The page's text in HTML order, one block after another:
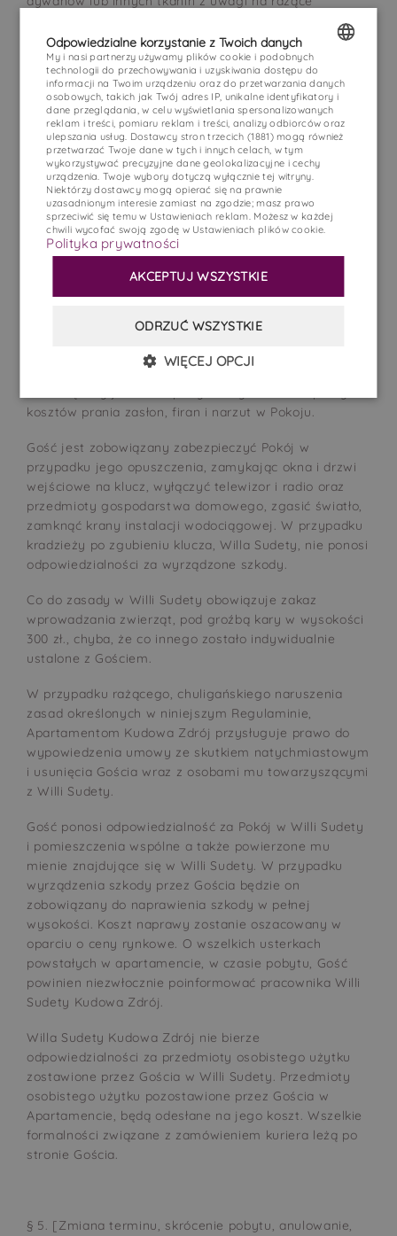
WILLA
POKOJE
RESTAURACJA
DLA DZIECI
ATRAKCJE
GALERIA
OPINIE
KONTAKT
PL EN DE
W przypadku pozostawienia rażących zabrudzeń
Goście zobowiązani będą do zapłaty Kosztów obsługi
Gości w podwójnej wysokości lub zostaną obciążeni
kosztami prania zgodnie z rachunkiem za usługę.
Gościom zabrania się oddawania Pokoju w podnajem i
przekazywanie go osobom trzecim.
Gościom zabrania się kopiowania oddanych mu na
czas pobytu kluczy do Pokoju.
W przypadku zagubienia kluczy Gość zobowiązany
jest do zapłaty kwoty 500 zł. na pokrycie kosztów
wymiany zamków w drzwiach wejściowych oraz pilota
i karty do bramy wyjazdowej .
W Pokojach obowiązuje bezwzględny zakaz palenia. W
przypadku nie przestrzegania zakazu Gość
kosztów prania zasłon, firan i narzut w Pokoju.
Gość jest zobowiązany zabezpieczyć Pokój w
przypadku jego opuszczenia, zamykając okna i drzwi
wejściowe na klucz, wyłączyć telewizor i radio oraz
przedmioty gospodarstwa domowego, zgasić światło,
zamknąć krany instalacji wodociągowej. W przypadku
kradzieży po zgubieniu klucza, Willa Sudety, nie ponosi
odpowiedzialności za wyrządzone szkody.
Co do zasady w Willi Sudety obowiązuje zakaz
wprowadzania zwierząt, pod groźbą kary w wysokości
300 zł., chyba, że co innego zostało indywidualnie
ustalone z Gościem.
W przypadku rażącego, chuligańskiego naruszenia
zasad określonych w niniejszym Regulaminie,
Apartamentom Kudowa Zdrój przysługuje prawo do
wypowiedzenia umowy ze skutkiem natychmiastowym
i usunięcia Gościa wraz z osobami mu towarzyszącymi
z Willi Sudety.
Gość ponosi odpowiedzialność za Pokój w Willi Sudety
i pomieszczenia wspólne a także powierzone mu
mienie znajdujące się w Willi Sudety. W przypadku
wyrządzenia szkody przez Gościa będzie on
zobowiązany do naprawienia szkody w pełnej
wysokości. Koszt naprawy zostanie oszacowany w
oparciu o ceny rynkowe. O wszelkich usterkach
powstałych w apartamencie, w czasie pobytu, Gość
powinien niezwłocznie poinformować pracownika Willi
Sudety Kudowa Zdrój.
Willa Sudety Kudowa Zdrój nie bierze
odpowiedzialności za przedmioty osobistego użytku
zostawione przez Gościa w Willi Sudety. Przedmioty
osobistego użytku pozostawione przez Gościa w
Apartamencie, będą odesłane na jego koszt. Wszelkie
formalności związane z zamówieniem kuriera leżą po
stronie Gościa.
§ 5. [Zmiana terminu, skrócenie pobytu, anulowanie,
POLISH
ENGLISH
GERMAN
CZECH
Odpowiedzialne korzystanie z Twoich danych
My i nasi partnerzy używamy plików cookie i podobnych
technologii do przechowywania i uzyskiwania dostępu do
informacji na Twoim urządzeniu oraz do przetwarzania danych
osobowych, takich jak Twój adres IP, unikalne identyfikatory i
dane przeglądania, w celu wyświetlania spersonalizowanych
reklam i treści, pomiaru reklam i treści, analizy odbiorców oraz
ulepszania usług. Dostawcy stron trzecich (1881)mogą również
przetwarzać Twoje dane w tych i innych celach, w tym
wykorzystywać precyzyjne dane geolokalizacyjne i cechy
urządzenia. Twoje wybory dotyczą wyłącznie tej witryny.
Niektórzy dostawcy mogą opierać się na prawnie
uzasadnionym interesie zamiast na zgodzie; masz prawo
sprzeciwić się temu w Ustawieniach reklam . Możesz w każdej
chwili wycofać swoją zgodę w Ustawieniach plików cookie.
Polityka prywatności
AKCEPTUJ WSZYSTKIE
ODRZUĆ WSZYSTKIE
WIĘCEJ OPCJI